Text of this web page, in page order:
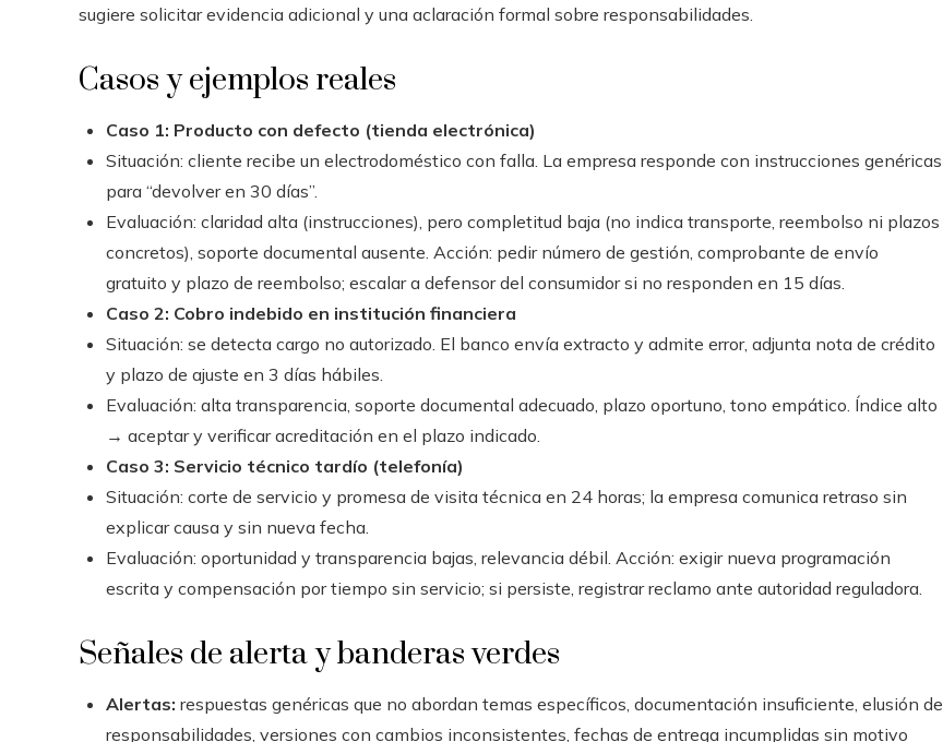
sugiere solicitar evidencia adicional y una aclaración formal sobre responsabilidades.
Casos y ejemplos reales
Caso 1: Producto con defecto (tienda electrónica)
Situación: cliente recibe un electrodoméstico con falla. La empresa responde con instrucciones genéricas
para “devolver en 30 días”.
Evaluación: claridad alta (instrucciones), pero completitud baja (no indica transporte, reembolso ni plazos
concretos), soporte documental ausente. Acción: pedir número de gestión, comprobante de envío
gratuito y plazo de reembolso; escalar a defensor del consumidor si no responden en 15 días.
Caso 2: Cobro indebido en institución financiera
Situación: se detecta cargo no autorizado. El banco envía extracto y admite error, adjunta nota de crédito
y plazo de ajuste en 3 días hábiles.
Evaluación: alta transparencia, soporte documental adecuado, plazo oportuno, tono empático. Índice alto
→ aceptar y verificar acreditación en el plazo indicado.
Caso 3: Servicio técnico tardío (telefonía)
Situación: corte de servicio y promesa de visita técnica en 24 horas; la empresa comunica retraso sin
explicar causa y sin nueva fecha.
Evaluación: oportunidad y transparencia bajas, relevancia débil. Acción: exigir nueva programación
escrita y compensación por tiempo sin servicio; si persiste, registrar reclamo ante autoridad reguladora.
Señales de alerta y banderas verdes
Alertas: respuestas genéricas que no abordan temas específicos, documentación insuficiente, elusión de
responsabilidades, versiones con cambios inconsistentes, fechas de entrega incumplidas sin motivo